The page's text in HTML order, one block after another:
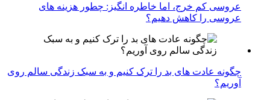
عروسی کم خرج، اما خاطره انگیز: چطور هزینه های
عروسی را کاهش دهیم؟
چگونه عادت‌ های بد را ترک کنیم و به سبک زندگی سالم روی
آوریم؟